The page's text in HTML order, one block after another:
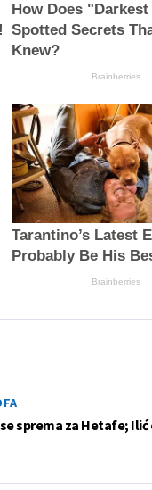
How Does
Spotted Secrets
Knew?
Brainberries
Tarantino’s Latest
Probably Be His
Brainberries
sprema za Hetafe;